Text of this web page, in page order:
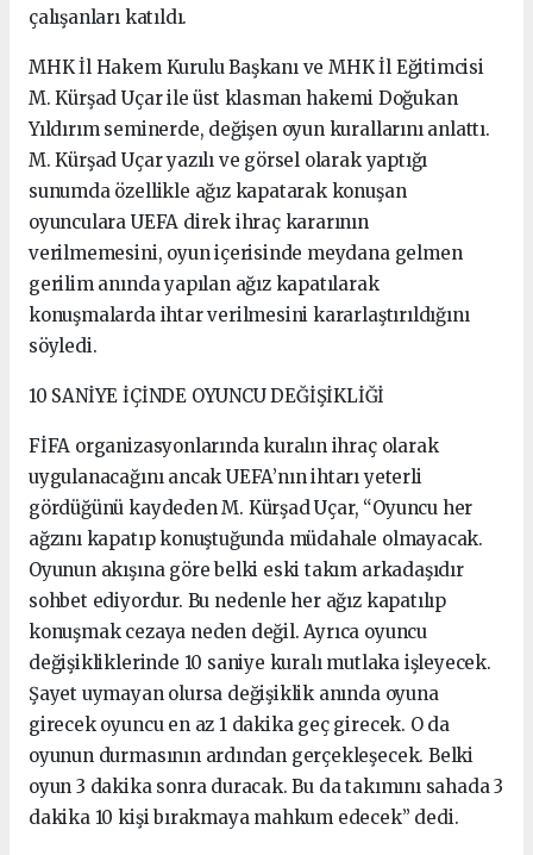
çalışanları katıldı.
MHK İl Hakem Kurulu Başkanı ve MHK İl Eğitimcisi
M. Kürşad Uçar ile üst klasman hakemi Doğukan
Yıldırım seminerde, değişen oyun kurallarını anlattı.
M. Kürşad Uçar yazılı ve görsel olarak yaptığı
sunumda özellikle ağız kapatarak konuşan
oyunculara UEFA direk ihraç kararının
verilmemesini, oyun içerisinde meydana gelmen
gerilim anında yapılan ağız kapatılarak
konuşmalarda ihtar verilmesini kararlaştırıldığını
söyledi.
10 SANİYE İÇİNDE OYUNCU DEĞİŞİKLİĞİ
FİFA organizasyonlarında kuralın ihraç olarak
uygulanacağını ancak UEFA’nın ihtarı yeterli
gördüğünü kaydeden M. Kürşad Uçar, “Oyuncu her
ağzını kapatıp konuştuğunda müdahale olmayacak.
Oyunun akışına göre belki eski takım arkadaşıdır
sohbet ediyordur. Bu nedenle her ağız kapatılıp
konuşmak cezaya neden değil. Ayrıca oyuncu
değişikliklerinde 10 saniye kuralı mutlaka işleyecek.
Şayet uymayan olursa değişiklik anında oyuna
girecek oyuncu en az 1 dakika geç girecek. O da
oyunun durmasının ardından gerçekleşecek. Belki
oyun 3 dakika sonra duracak. Bu da takımını sahada 3
dakika 10 kişi bırakmaya mahkum edecek” dedi.